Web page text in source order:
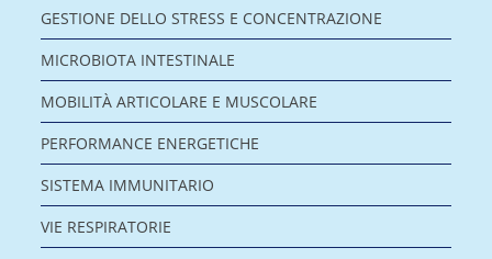
GESTIONE DELLO STRESS E CONCENTRAZIONE
MICROBIOTA INTESTINALE
MOBILITÀ ARTICOLARE E MUSCOLARE
PERFORMANCE ENERGETICHE
SISTEMA IMMUNITARIO
VIE RESPIRATORIE